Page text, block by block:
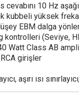
cevabını 10 Hz
kubbeli yüksek
EBM dalga
kontrolleri (Seviye,
Watt Class AB
girişler
aşırı ısı